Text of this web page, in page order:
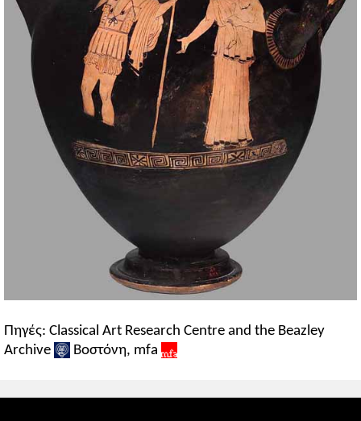
Πηγές: Classical Art Research Centre and the Beazley
Archive
Βοστόνη, mfa